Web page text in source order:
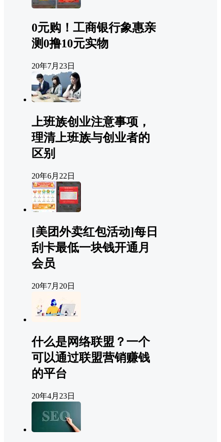
0元购！工商银行象惠亲
测0撸10元实物
20年7月23日
上班族创业注意事项，
理清上班族与创业者的
区别
20年6月22日
[美团外卖红包活动]每日
刮卡最低一块钱开通月
会员
20年7月20日
什么是网络联盟？一个
可以通过联盟营销赚钱
的平台
20年4月23日